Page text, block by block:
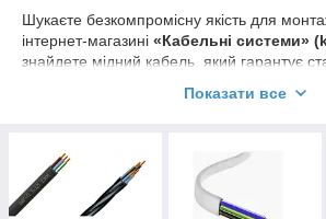
Шукаєте безкомпромісну якість для
інтернет-магазині «Кабельні системи»
знайдете мідний кабель, який гарантує
провідності, термостійкості та довговічності.
Повний асортимент:В наявності
марки
ВВГ, ПВС, КГ, NYM
та інші
Гарантія якості:
Уся продукція
Показати все